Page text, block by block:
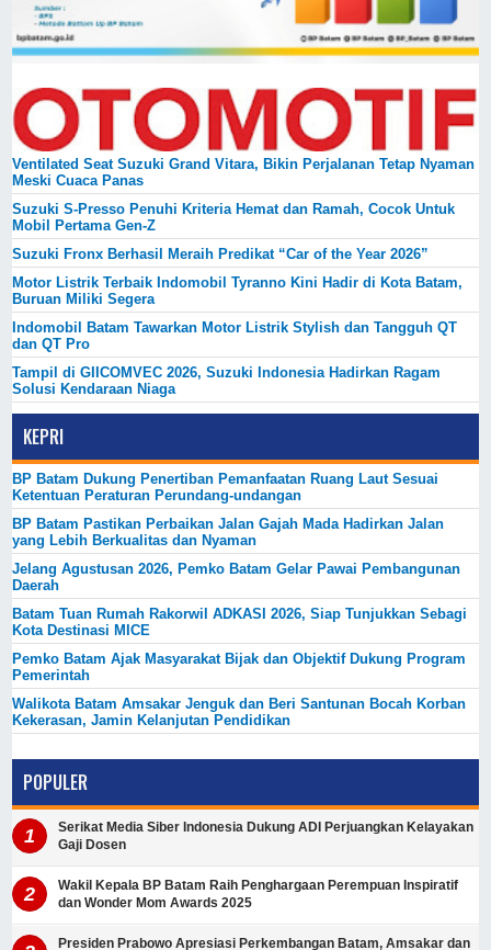
Ventilated Seat Suzuki Grand Vitara, Bikin Perjalanan Tetap Nyaman
Meski Cuaca Panas
Suzuki S-Presso Penuhi Kriteria Hemat dan Ramah, Cocok Untuk
Mobil Pertama Gen-Z
Suzuki Fronx Berhasil Meraih Predikat “Car of the Year 2026”
Motor Listrik Terbaik Indomobil Tyranno Kini Hadir di Kota Batam,
Buruan Miliki Segera
Indomobil Batam Tawarkan Motor Listrik Stylish dan Tangguh QT
dan QT Pro
Tampil di GIICOMVEC 2026, Suzuki Indonesia Hadirkan Ragam
Solusi Kendaraan Niaga
KEPRI
BP Batam Dukung Penertiban Pemanfaatan Ruang Laut Sesuai
Ketentuan Peraturan Perundang-undangan
BP Batam Pastikan Perbaikan Jalan Gajah Mada Hadirkan Jalan
yang Lebih Berkualitas dan Nyaman
Jelang Agustusan 2026, Pemko Batam Gelar Pawai Pembangunan
Daerah
Batam Tuan Rumah Rakorwil ADKASI 2026, Siap Tunjukkan Sebagi
Kota Destinasi MICE
Pemko Batam Ajak Masyarakat Bijak dan Objektif Dukung Program
Pemerintah
Walikota Batam Amsakar Jenguk dan Beri Santunan Bocah Korban
Kekerasan, Jamin Kelanjutan Pendidikan
POPULER
Serikat Media Siber Indonesia Dukung ADI Perjuangkan Kelayakan
Gaji Dosen
Wakil Kepala BP Batam Raih Penghargaan Perempuan Inspiratif
dan Wonder Mom Awards 2025
Presiden Prabowo Apresiasi Perkembangan Batam, Amsakar dan